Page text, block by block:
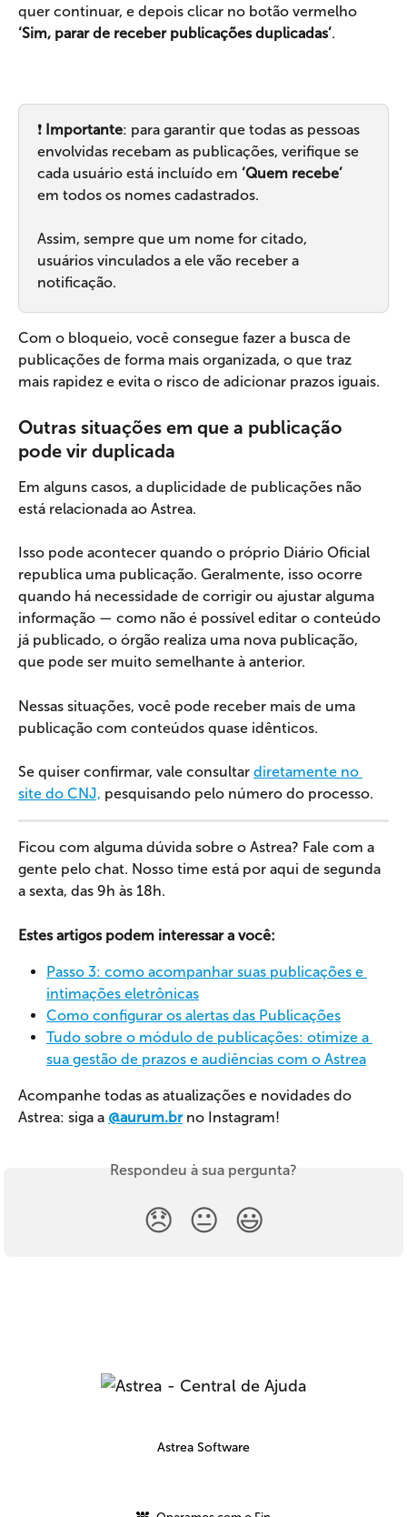
quer continuar, e depois clicar no botão vermelho
‘Sim, parar de receber publicações duplicadas’.
❗ Importante: para garantir que todas as pessoas
envolvidas recebam as publicações, verifique se
cada usuário está incluído em ‘Quem recebe’
em todos os nomes cadastrados.
Assim, sempre que um nome for citado,
usuários vinculados a ele vão receber a
notificação.
Com o bloqueio, você consegue fazer a busca de
publicações de forma mais organizada, o que traz
mais rapidez e evita o risco de adicionar prazos iguais.
Outras situações em que a publicação
pode vir duplicada
Em alguns casos, a duplicidade de publicações não
está relacionada ao Astrea.
Isso pode acontecer quando o próprio Diário Oficial
republica uma publicação. Geralmente, isso ocorre
quando há necessidade de corrigir ou ajustar alguma
informação — como não é possível editar o conteúdo
já publicado, o órgão realiza uma nova publicação,
que pode ser muito semelhante à anterior.
Nessas situações, você pode receber mais de uma
publicação com conteúdos quase idênticos.
Se quiser confirmar, vale consultar diretamente no
site do CNJ, pesquisando pelo número do processo.
Ficou com alguma dúvida sobre o Astrea? Fale com a
gente pelo chat. Nosso time está por aqui de segunda
a sexta, das 9h às 18h.
Estes artigos podem interessar a você:
Passo 3: como acompanhar suas publicações e
intimações eletrônicas
Como configurar os alertas das Publicações
Tudo sobre o módulo de publicações: otimize a
sua gestão de prazos e audiências com o Astrea
Acompanhe todas as atualizações e novidades do
Astrea: siga a @aurum.br no Instagram!
Respondeu à sua pergunta?
😞 😐 😃
Astrea Software